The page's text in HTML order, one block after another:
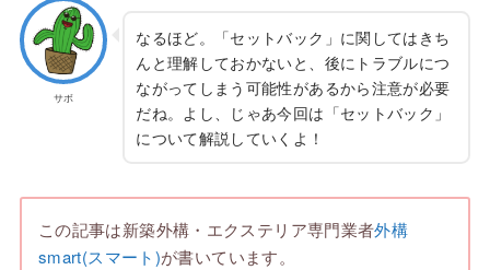
サボ
なるほど。「セットバック」に関してはきち
んと理解しておかないと、後にトラブルにつ
ながってしまう可能性があるから注意が必要
だね。よし、じゃあ今回は「セットバック」
について解説していくよ！
この記事は新築外構・エクステリア専門業者外構
smart(スマート)が書いています。